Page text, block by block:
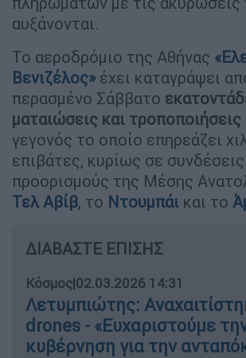
αυξάνονται.
Το αεροδρόμιο της Αθήνας
Βενιζέλος»έχει καταγράψει
περασμένο Σάββατο
ματαιώσεις και
γεγονός το οποίο επηρεάζει
επιβάτες, κυρίως σε
προορισμούς της Μέσης
Τελ Αβίβ, το Ντουμπάι και το
ΔΙΑΒΑΣΤΕ ΕΠΙΣΗΣ
Κόσμος|02.03.2026 14:31
Λετυμπιώτης:
drones - «Ευχαριστούμε
κυβέρνηση για την